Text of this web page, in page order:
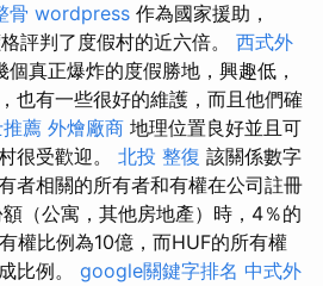
骨 wordpress 作為國家援助，
評判了度假村的近六倍。 西式外
個真正爆炸的度假勝地，興趣低，
也有一些很好的維護，而且他們確
薦 外燴廠商 地理位置良好並且可
很受歡迎。 北投 整復 該關係數字
者相關的所有者和有權在公司註冊
（公寓，其他房地產）時，4％的
權比例為10億，而HUF的所有權
比例。 google關鍵字排名 中式外